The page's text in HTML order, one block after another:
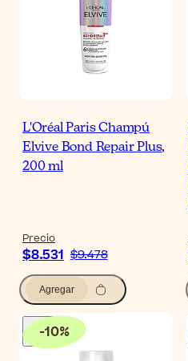
L'Oréal Paris Champú
Elvive Bond Repair Plus,
200 ml
Precio
$8.531 $9.478
Agregar
-10%